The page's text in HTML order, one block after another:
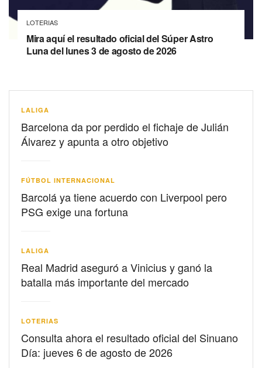
LOTERIAS
Mira aquí el resultado oficial del Súper Astro
Luna del lunes 3 de agosto de 2026
LALIGA
Barcelona da por perdido el fichaje de Julián
Álvarez y apunta a otro objetivo
FÚTBOL INTERNACIONAL
Barcolá ya tiene acuerdo con Liverpool pero
PSG exige una fortuna
LALIGA
Real Madrid aseguró a Vinicius y ganó la
batalla más importante del mercado
LOTERIAS
Consulta ahora el resultado oficial del Sinuano
Día: jueves 6 de agosto de 2026